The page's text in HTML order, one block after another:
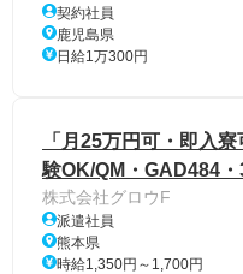
契約社員
鹿児島県
日給1万300円
「月25万円可・即入
験OK/QM・GAD484
株式会社グロウF
派遣社員
熊本県
時給1,350円～1,700円